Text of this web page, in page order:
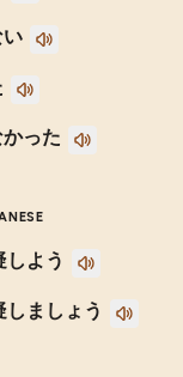
い
った
しよう
しましょう